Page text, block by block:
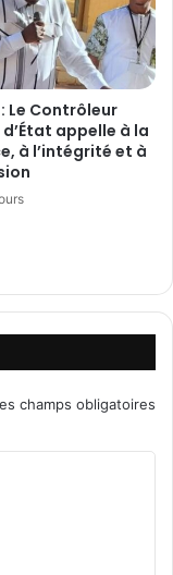
Le Contrôleur
appelle à la
à l’intégrité et à
champs obligatoires